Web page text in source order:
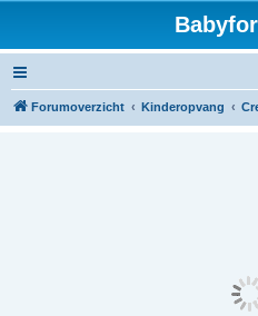
Forumoverzicht Kinderopvang